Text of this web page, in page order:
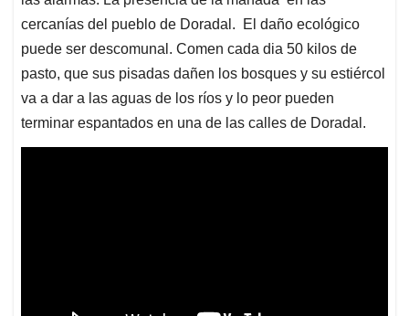
cercanías del pueblo de Doradal. El daño ecológico
puede ser descomunal. Comen cada dia 50 kilos de
pasto, que sus pisadas dañen los bosques y su estiércol
va a dar a las aguas de los ríos y lo peor pueden
terminar espantados en una de las calles de Doradal.